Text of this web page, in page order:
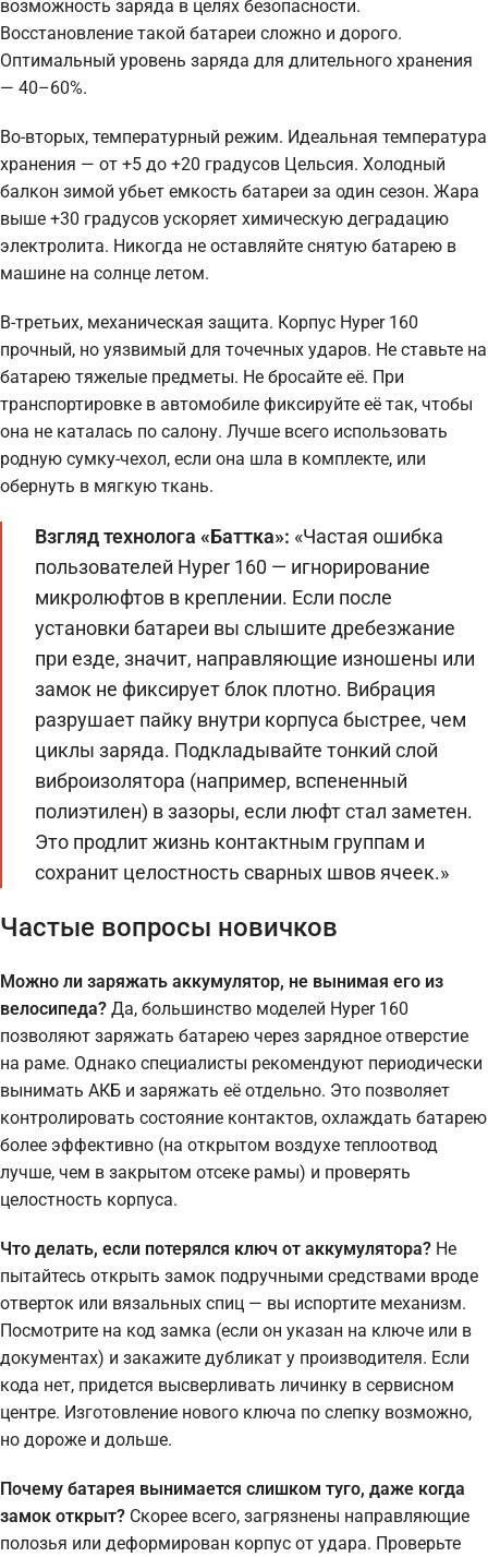
возможность заряда в целях безопасности.
Восстановление такой батареи сложно и дорого.
Оптимальный уровень заряда для длительного хранения
— 40–60%.
Во-вторых, температурный режим. Идеальная температура
хранения — от +5 до +20 градусов Цельсия. Холодный
балкон зимой убьет емкость батареи за один сезон. Жара
выше +30 градусов ускоряет химическую деградацию
электролита. Никогда не оставляйте снятую батарею в
машине на солнце летом.
В-третьих, механическая защита. Корпус Hyper 160
прочный, но уязвимый для точечных ударов. Не ставьте на
батарею тяжелые предметы. Не бросайте её. При
транспортировке в автомобиле фиксируйте её так, чтобы
она не каталась по салону. Лучше всего использовать
родную сумку-чехол, если она шла в комплекте, или
обернуть в мягкую ткань.
Взгляд технолога «Баттка»: «Частая ошибка
пользователей Hyper 160 — игнорирование
микролюфтов в креплении. Если после
установки батареи вы слышите дребезжание
при езде, значит, направляющие изношены или
замок не фиксирует блок плотно. Вибрация
разрушает пайку внутри корпуса быстрее, чем
циклы заряда. Подкладывайте тонкий слой
виброизолятора (например, вспененный
полиэтилен) в зазоры, если люфт стал заметен.
Это продлит жизнь контактным группам и
сохранит целостность сварных швов ячеек.»
Частые вопросы новичков
Можно ли заряжать аккумулятор, не вынимая его из
велосипеда? Да, большинство моделей Hyper 160
позволяют заряжать батарею через зарядное отверстие
на раме. Однако специалисты рекомендуют периодически
вынимать АКБ и заряжать её отдельно. Это позволяет
контролировать состояние контактов, охлаждать батарею
более эффективно (на открытом воздухе теплоотвод
лучше, чем в закрытом отсеке рамы) и проверять
целостность корпуса.
Что делать, если потерялся ключ от аккумулятора? Не
пытайтесь открыть замок подручными средствами вроде
отверток или вязальных спиц — вы испортите механизм.
Посмотрите на код замка (если он указан на ключе или в
документах) и закажите дубликат у производителя. Если
кода нет, придется высверливать личинку в сервисном
центре. Изготовление нового ключа по слепку возможно,
но дороже и дольше.
Почему батарея вынимается слишком туго, даже когда
замок открыт? Скорее всего, загрязнены направляющие
полозья или деформирован корпус от удара. Проверьте